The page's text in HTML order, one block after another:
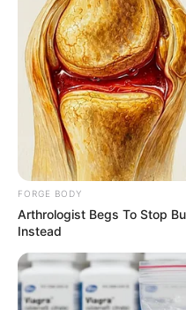
ชาวสิงห์เป็นคนที่มั่นคงใน
ต่อคุณเสมอ
อะไรที่ชาว ราศีสิงห์ ต้องก
ได้รับการยอมรับนับถือคำชื่
เองมากและเขาก็จะทำทุก
ความเต็มใจชาวสิงห์ต้อง
ที่สุด ดังนั้นคนรอบตัวของเ
ของเขาและจงอย่ากวนใจเ
สิ่งใดสิ่งหนึ่งอยู่และสำหรับ
จะต้องเป็นที่หนึ่งในใจคุณ
เป็นอันขาด
FORGE BODY
Arthrologist Begs To Stop
Instead